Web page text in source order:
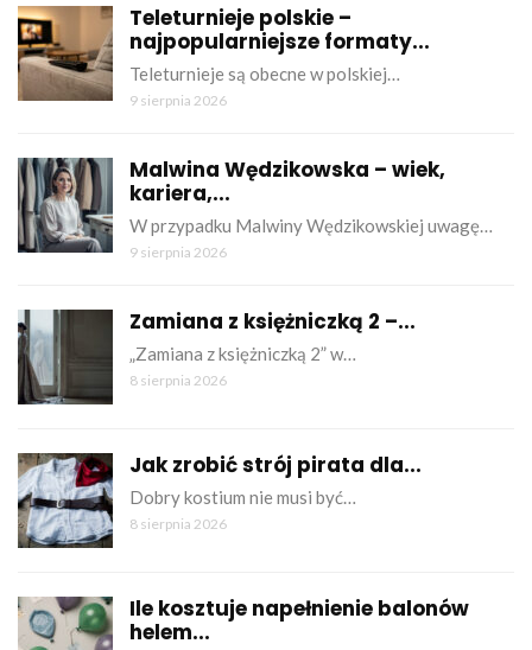
Teleturnieje polskie –
najpopularniejsze formaty...
Teleturnieje są obecne w polskiej…
9 sierpnia 2026
Malwina Wędzikowska – wiek,
kariera,...
W przypadku Malwiny Wędzikowskiej uwagę…
9 sierpnia 2026
Zamiana z księżniczką 2 –...
„Zamiana z księżniczką 2” w…
8 sierpnia 2026
Jak zrobić strój pirata dla...
Dobry kostium nie musi być…
8 sierpnia 2026
Ile kosztuje napełnienie balonów
helem...